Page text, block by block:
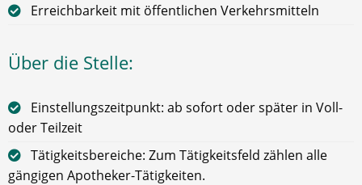
Erreichbarkeit mit öffentlichen Verkehrsmitteln
Über die Stelle:
Einstellungszeitpunkt: ab sofort oder später in Voll-
oder Teilzeit
Tätigkeitsbereiche: Zum Tätigkeitsfeld zählen alle
gängigen Apotheker-Tätigkeiten.